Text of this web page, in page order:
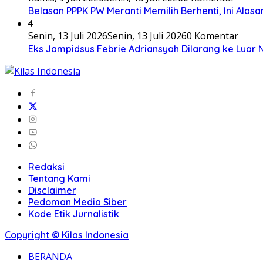
Belasan PPPK PW Meranti Memilih Berhenti, Ini
4
Senin, 13 Juli 2026Senin, 13 Juli 20260 Komentar
Eks Jampidsus Febrie Adriansyah Dilarang ke Luar
Redaksi
Tentang Kami
Disclaimer
Pedoman Media Siber
Kode Etik Jurnalistik
Copyright © Kilas Indonesia
BERANDA